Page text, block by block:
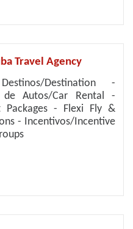
Travel Agency
Destination -
Autos/Car Rental -
Packages - Flexi Fly &
- Incentivos/Incentive